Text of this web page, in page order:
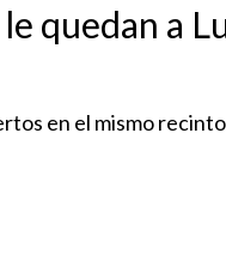
quedan a
en el mismo